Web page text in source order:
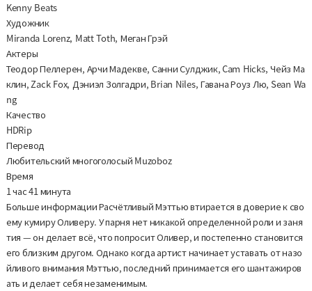
Kenny Beats
Художник
Miranda Lorenz, Matt Toth, Меган Грэй
Актеры
Теодор Пеллерен, Арчи Мадекве, Санни Сулджик, Cam Hicks, Чейз Ма
клин, Zack Fox, Дэниэл Золгадри, Brian Niles, Гавана Роуз Лю, Sean Wa
ng
Качество
HDRip
Перевод
Любительский многоголосый Muzoboz
Время
1 час 41 минута
Больше информации Расчётливый Мэттью втирается в доверие к сво
ему кумиру Оливеру. У парня нет никакой определенной роли и заня
тия — он делает всё, что попросит Оливер, и постепенно становится
его близким другом. Однако когда артист начинает уставать от назо
йливого внимания Мэттью, последний принимается его шантажиров
ать и делает себя незаменимым.